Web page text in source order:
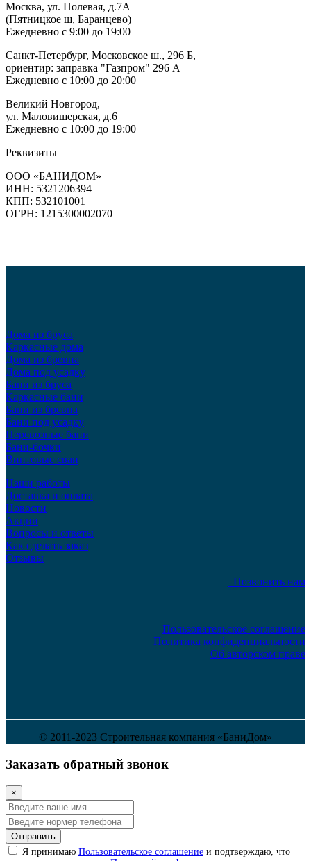
Москва, ул. Полевая, д.7А
(Пятницкое ш, Баранцево)
Ежедневно с 9:00 до 19:00
Санкт-Петербург, Московское ш., 296 Б,
ориентир: заправка "Газпром" 296 А
Ежедневно с 10:00 до 20:00
Великий Новгород,
ул. Маловишерская, д.6
Ежедневно с 10:00 до 19:00
Реквизиты
ООО «БАНИДОМ»
ИНН: 5321206394
КПП: 532101001
ОГРН: 1215300002070
Дома из бруса
Каркасные дома
Дома из бревна
Дома под усадку
Бани из бруса
Каркасные бани
Бани из бревна
Бани под усадку
Перевозные бани
Бани-бочки
Винтовые сваи
Наши работы
Доставка и оплата
Новости
Акции
Вопросы и ответы
Как сделать заказ
Отзывы
Позвонить нам
Пользовательское соглашение
Политика конфиденциальности
Об авторском праве
© 2011-2023 Строительная компания «БаниДом»
Заказать обратный звонок
×
Отправить
Я принимаю Пользовательское соглашение и подтверждаю, что